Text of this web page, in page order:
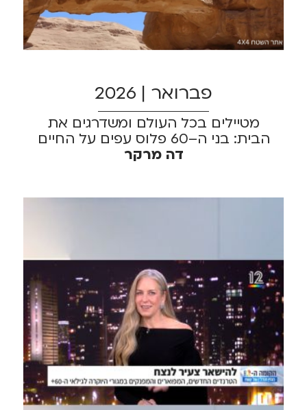
פברואר | 2026
מטיילים בכל העולם ומשדרגים את
הבית: בני ה–60 פלוס עפים על החיים
דה מרקר